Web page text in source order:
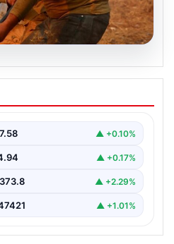
Orman Yangını
Kritik Günler
dokuz şehri yüksek…▲ +0.10%
▲ +0.17%
▲ +2.29%
▲ +1.01%